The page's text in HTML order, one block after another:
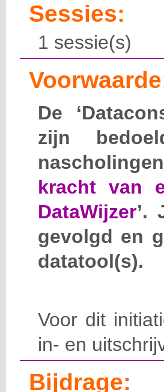
Sessies:
1 sessie(s)
De
zijn
kracht van
DataWijzer’.
gevolgd en
datatool(s).
Voor dit
in- en
Bijdrage: